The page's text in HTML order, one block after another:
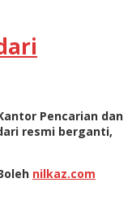
Pencarian dan
resmi berganti,
oleh nilkaz.com